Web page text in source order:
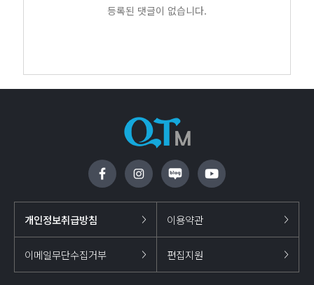
등록된 댓글이 없습니다.
개인정보취급방침 이용약관
이메일무단수집거부 편집지원